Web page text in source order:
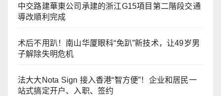
中交路建華東公司承建的浙江G15項目第二階段交通
導改順利完成
术后不用趴！南山华厦眼科“免趴”新技术，让49岁男
子解除失明危机
法大大Nota Sign 接入香港“智方便”！企业和居民一
站式搞定开户、入职、签约